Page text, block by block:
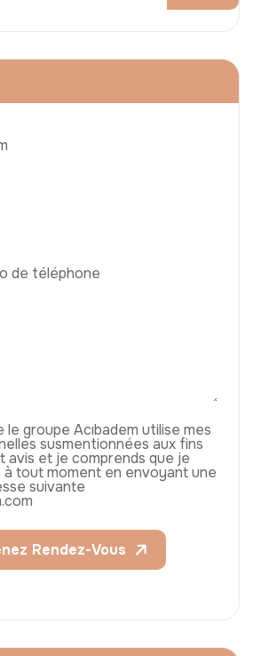
le groupe Acıbadem utilise mes
susmentionnées aux fins
avis et je comprends que je
tout moment en envoyant une
suivante
Rendez-Vous